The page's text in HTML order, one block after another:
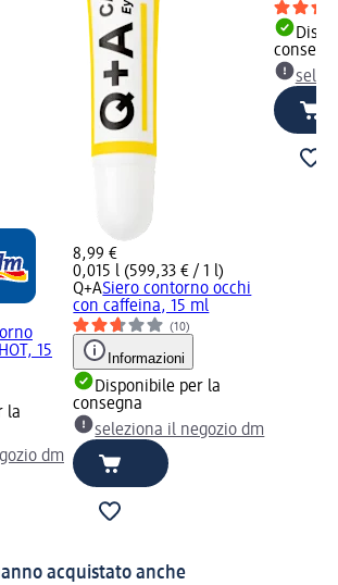
15
la
dm
8,99 €
0,015 l (599,33 € / 1 l)
Q+ASiero contorno occhi
con caffeina, 15 ml
(10)
Informazioni
Disponibile per la
consegna
seleziona il negozio dm
acquistato anche